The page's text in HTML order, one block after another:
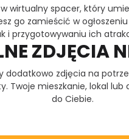
wirtualny spacer, który
go zamieścić w
i przygotowywaniu ich
ZDJĘCIA
dodatkowo zdjęcia na
Twoje mieszkanie, lokal
do Ciebie.